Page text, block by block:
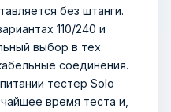
без штанги.
110/240 и
выбор в тех
соединения.
тестер Solo
время теста и,